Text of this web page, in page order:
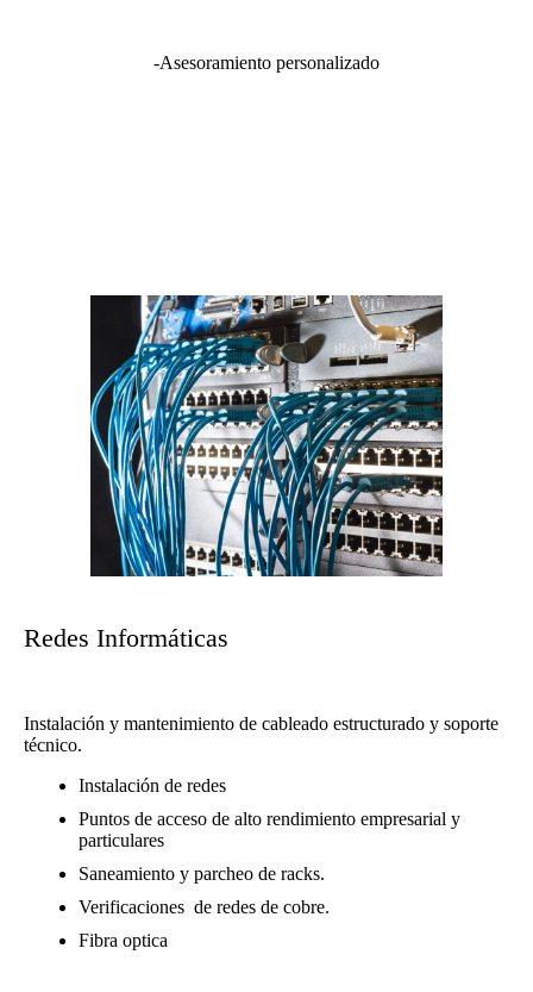
-Asesoramiento personalizado
Redes Informáticas
Instalación y mantenimiento de cableado estructurado y soporte
técnico.
Instalación de redes
Puntos de acceso de alto rendimiento empresarial y
particulares
Saneamiento y parcheo de racks.
Verificaciones de redes de cobre.
Fibra optica